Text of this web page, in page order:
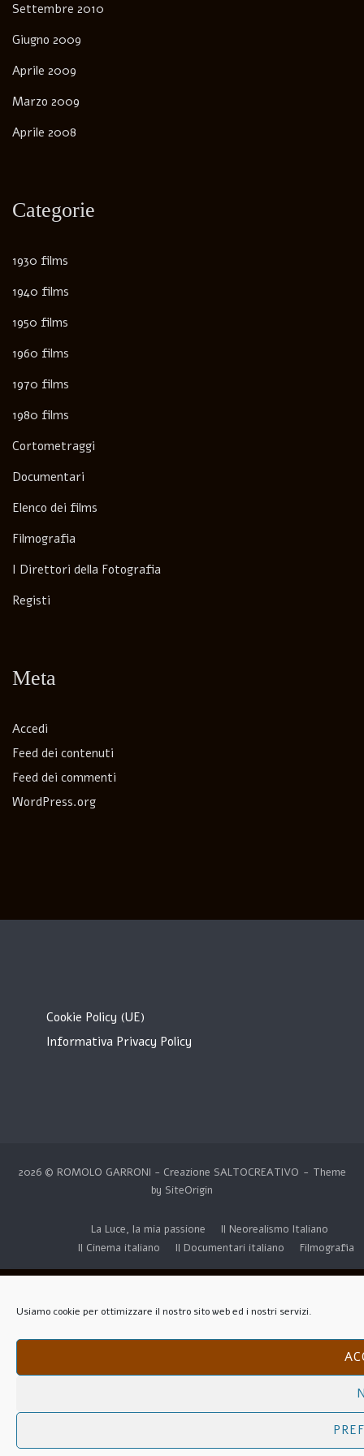
Usiamo cookie per ottimizzare il nostro sito web ed i nostri servizi.
Settembre 2010
Giugno 2009
Aprile 2009
Marzo 2009
Aprile 2008
Categorie
1930 films
1940 films
1950 films
1960 films
1970 films
1980 films
Cortometraggi
Documentari
Elenco dei films
Filmografia
I Direttori della Fotografia
Registi
Meta
Accedi
Feed dei contenuti
Feed dei commenti
WordPress.org
Cookie Policy (UE)
Informativa Privacy Policy
2026 © ROMOLO GARRONI - Creazione SALTOCREATIVO
Theme
by SiteOrigin
La Luce, la mia passione
Il Neorealismo Italiano
Il Cinema italiano
Il Documentari italiano Filmografia